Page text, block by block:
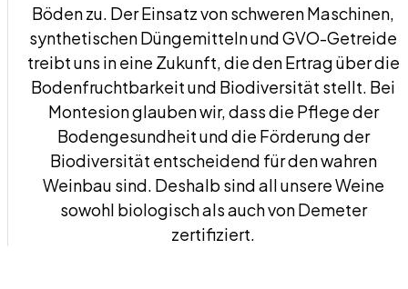
Böden zu. Der Einsatz von schweren Maschinen,
synthetischen Düngemitteln und GVO-Getreide
treibt uns in eine Zukunft, die den Ertrag über die
Bodenfruchtbarkeit und Biodiversität stellt. Bei
Montesion glauben wir, dass die Pflege der
Bodengesundheit und die Förderung der
Biodiversität entscheidend für den wahren
Weinbau sind. Deshalb sind all unsere Weine
sowohl biologisch als auch von Demeter
zertifiziert.